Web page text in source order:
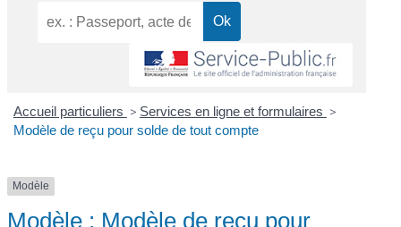
Accueil particuliers > Services en ligne et formulaires >
Modèle de reçu pour solde de tout compte
Modèle
Modèle : Modèle de reçu pour